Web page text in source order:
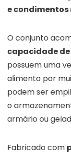
e
O conjunto
capacidade
possuem uma
alimento por
podem ser
o
armário ou
Fabricado com